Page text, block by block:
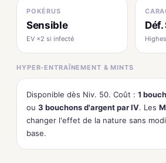
POKÉRUS
Sensible
EV ×2 si infecté
Déf.
HYPER-ENTRAÎNEMENT & MINTS
Disponible dès Niv. 50. Coût : 1
ou 3 bouchons d'argent par IV. Les
changer l'effet de la nature sans
base.